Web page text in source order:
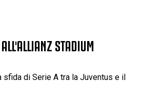
STADIUM
sfida di Serie A tra la Juventus e il